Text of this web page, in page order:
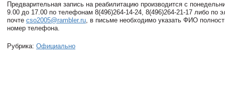
Предварительная запись на реабилитацию производится с
9.00 до 17.00 по телефонам 8(496)264-14-24, 8(496)264-21-17 либо по
почте cso2005@rambler.ru, в письме необходимо указать ФИО
номер телефона.
Рубрика: Официально